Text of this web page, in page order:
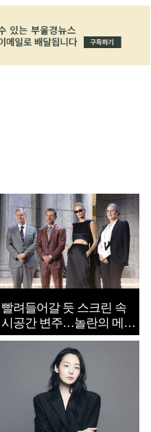
빨려들어갈 듯 스크린 속
시공간 변주…놀란의 메시
지는 ‘전쟁 속죄’